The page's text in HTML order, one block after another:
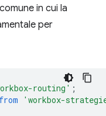
in cui la
per
routing' ;
from 'workbox-